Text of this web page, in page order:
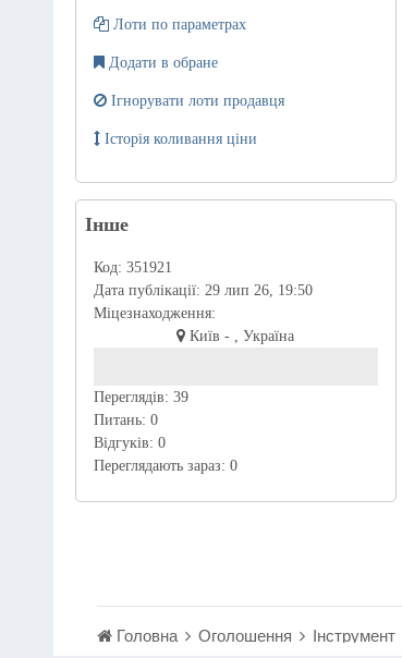
Лоти по параметрах
Додати в обране
Ігнорувати лоти продавця
Історія коливання ціни
Інше
Код: 351921
Дата публікації: 29 лип 26, 19:50
Міцезнаходження:
Київ - , Україна
Переглядів: 39
Питань: 0
Відгуків: 0
Переглядають зараз: 0
Головна Оголошення Інструмент